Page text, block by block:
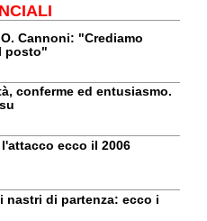
Cannoni: "Crediamo
posto"
conferme ed entusiasmo.
l'attacco ecco il 2006
nastri di partenza: ecco i